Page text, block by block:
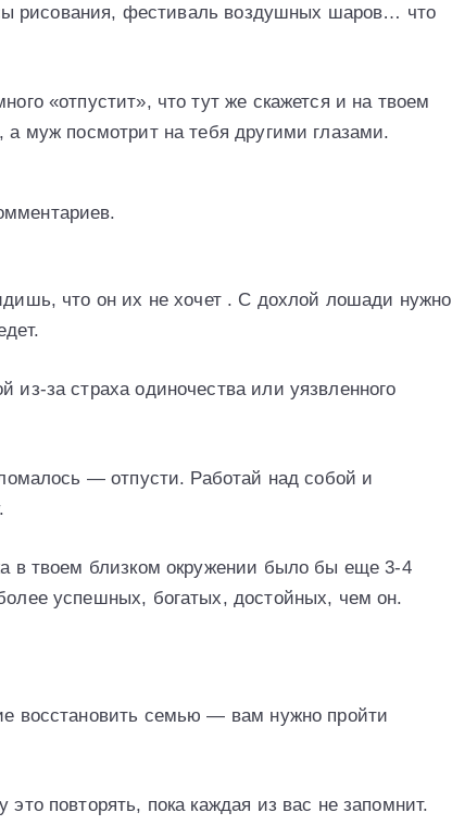
рисования, фестиваль воздушных шаров… что
«отпустит», что тут же скажется и на твоем
муж посмотрит на тебя другими глазами.
что он их не хочет . С дохлой лошади нужно
за страха одиночества или уязвленного
— отпусти. Работай над собой и
твоем близком окружении было бы еще 3-4
успешных, богатых, достойных, чем он.
восстановить семью — вам нужно пройти
повторять, пока каждая из вас не запомнит.